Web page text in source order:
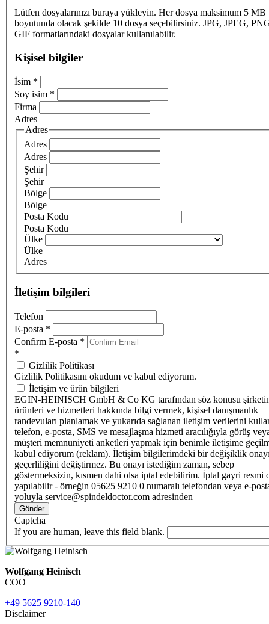
Lütfen dosyalarınızı buraya yükleyin. Her dosya maksimum 5 MB
boyutunda olacak şekilde 10 dosya seçebilirsiniz. JPG, JPEG,
GIF formatlarındaki dosyalar kullanılabilir.
Kişisel bilgiler
İsim *
Soy isim *
Firma
Adres
Adres
Adres
Adres
Şehir
Şehir
Bölge
Bölge
Posta Kodu
Posta Kodu
Ülke
Ülke
Adres
İletişim bilgileri
Telefon
E-posta *
Confirm E-posta *
*
Gizlilik Politikası
Gizlilik Politikasını okudum ve kabul ediyorum.
İletişim ve ürün bilgileri
EGIN-HEINISCH GmbH & Co KG tarafından söz konusu
ürünleri ve hizmetleri hakkında bilgi vermek, kişisel danışmanlık
randevuları planlamak ve yukarıda sağlanan iletişim verilerini
telefon, e-posta, SMS ve mesajlaşma hizmeti aracılığıyla görüş
müşteri memnuniyeti anketleri yapmak için benimle iletişime
kabul ediyorum (reklam). İletişim bilgilerimdeki bir değişiklik
geçerliliğini değiştirmez. Bu onayı istediğim zaman, sebep
göstermeksizin, kısmen dahi olsa iptal edebilirim. İptal gayri resmi
yapılabilir - örneğin 05625 9210 0 numaralı telefondan veya e-
yoluyla service@spindeldoctor.com adresinden
Gönder
Captcha
If you are human, leave this field blank.
Wolfgang Heinisch
COO
+49 5625 9210-140
Disclaimer